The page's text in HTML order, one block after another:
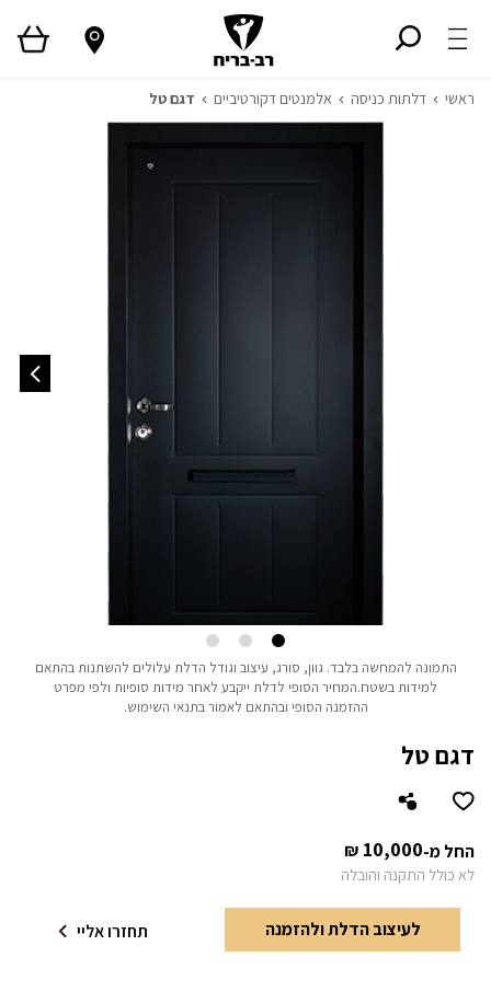
ראשי דלתות כניסה אלמנטים דקורטיביים דגם טל
דגם טל
החל מ- ₪ 10,000
לא כולל התקנה והובלה
לעיצוב הדלת ולהזמנה תחזרו אליי
התמונה להמחשה בלבד.גוון, סורג, עיצוב וגודל הדלת עלולים להשתנות בהתאם
למידות בשטח.המחיר הסופי לדלת ייקבע לאחר מידות סופיות ולפי מפרט
ההזמנה הסופי ובהתאם לאמור בתנאי השימוש.